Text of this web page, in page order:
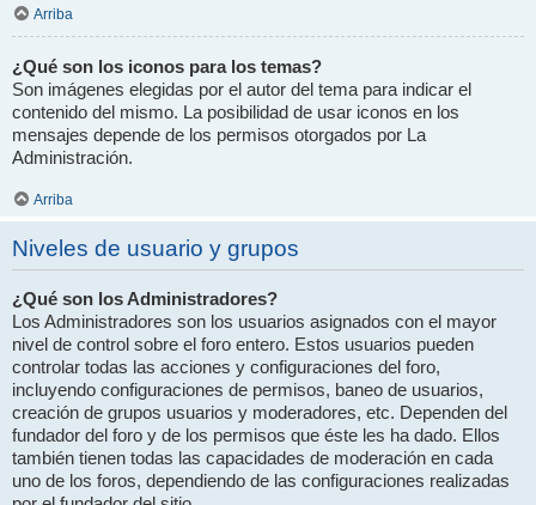
Arriba
¿Qué son los iconos para los temas?
Son imágenes elegidas por el autor del tema para indicar el
contenido del mismo. La posibilidad de usar iconos en los
mensajes depende de los permisos otorgados por La
Administración.
Arriba
Niveles de usuario y grupos
¿Qué son los Administradores?
Los Administradores son los usuarios asignados con el mayor
nivel de control sobre el foro entero. Estos usuarios pueden
controlar todas las acciones y configuraciones del foro,
incluyendo configuraciones de permisos, baneo de usuarios,
creación de grupos usuarios y moderadores, etc. Dependen del
fundador del foro y de los permisos que éste les ha dado. Ellos
también tienen todas las capacidades de moderación en cada
uno de los foros, dependiendo de las configuraciones realizadas